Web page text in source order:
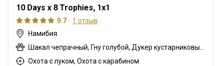
10 Days x 8 Trophies, 1x1
9.7
1 отзыв
Намибия
Шакал чепрачный, Гну голубой, Дукер кустарниковый, Спрингбок, Орикс, Большой южный куду, Бородавочник, Зебра
Охота с луком, Охота с карабином